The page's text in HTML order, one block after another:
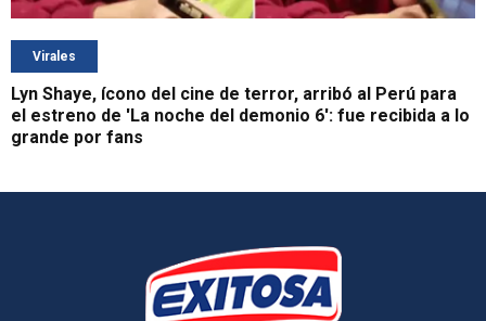
Virales
Lyn Shaye, ícono del cine de terror, arribó al Perú para
el estreno de 'La noche del demonio 6': fue recibida a lo
grande por fans